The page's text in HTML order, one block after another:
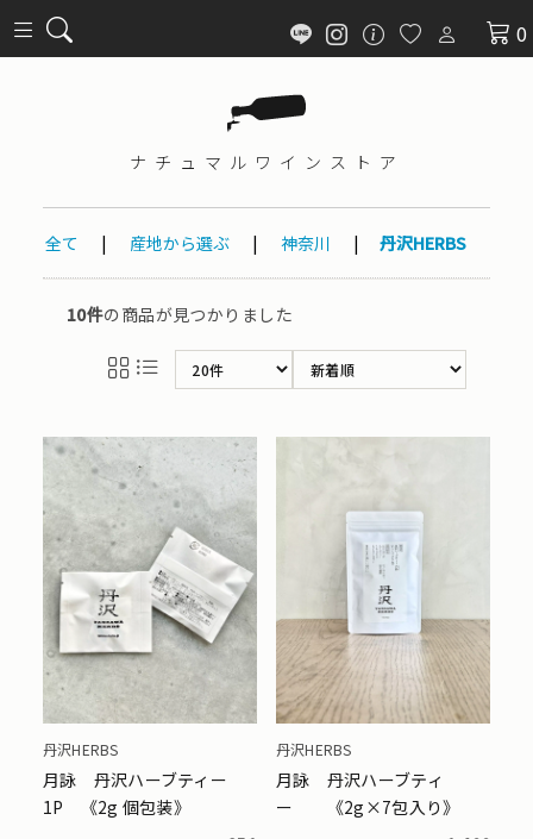
0
ナチュマル ワインストア
全て | 産地から選ぶ | 神奈川 | 丹沢HERBS
10件の商品が見つかりました
丹沢HERBS
月詠 丹沢ハーブティー
1P 《2g 個包装》
丹沢HERBS
月詠 丹沢ハーブティ
ー 《2g×7包入り》